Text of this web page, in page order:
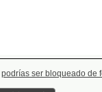
podrías ser bloqueado de